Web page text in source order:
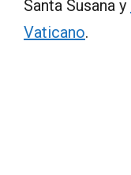
Santa Susana y
Vaticano.